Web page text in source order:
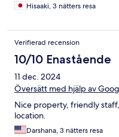
Hisaaki, 3 nätters resa
Verifierad recension
10/10 Enastående
11 dec. 2024
Översätt med hjälp av
Nice property, friendly
location.
Darshana, 3 nätters resa